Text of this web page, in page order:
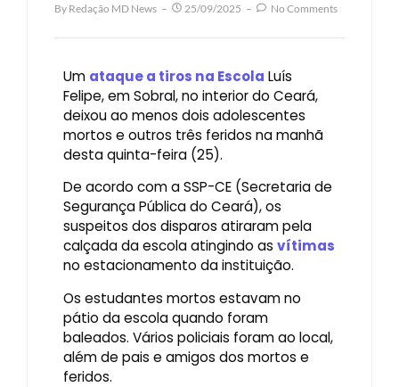
By Redação MD News 25/09/2025 No Comments
Um ataque a tiros na Escola Luís
Felipe, em Sobral, no interior do Ceará,
deixou ao menos dois adolescentes
mortos e outros três feridos na manhã
desta quinta-feira (25).
De acordo com a SSP-CE (Secretaria de
Segurança Pública do Ceará), os
suspeitos dos disparos atiraram pela
calçada da escola atingindo as vítimas
no estacionamento da instituição.
Os estudantes mortos estavam no
pátio da escola quando foram
baleados. Vários policiais foram ao local,
além de pais e amigos dos mortos e
feridos.